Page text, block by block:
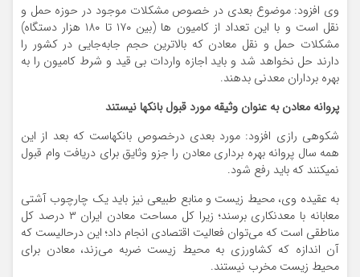
وی افزود: موضوع بعدی در خصوص مشکلات موجود در حوزه حمل و
نقل است و با این تعداد از کامیون ها (بین ۱۷۰ تا ۱۸۰ هزار دستگاه)
مشکلات حمل و نقل معادن که بالاترین حجم جابه‌جایی در کشور را
دارند حل نخواهد شد و باید اجازه واردات بی قید و شرط کامیون را به
بهره برداران معدنی بدهند.
پروانه معادن به عنوان وثیقه مورد قبول بانکها نیستند
شکوهی رازی افزود: مورد بعدی درخصوص بانکهاست که بعد از این
همه سال پروانه بهره برداری معادن را جزو وثایق برای دریافت وام قبول
نمیکنند که باید رفع شود.
به عقیده وی، محیط زیست و منابع طبیعی نیز باید یک چارچوب آشتی
معابانه با معدنکاری برسند؛ زیرا کل مساحت معادن ایران ۳ درصد کل
مناطقی است که می‌توان فعالیت اقتصادی انجام داد؛ این درحالیست که
آن اندازه که کشاورزی به محیط زیست ضربه می‌زند، معادن برای
محیط زیست مخرب نیستند.